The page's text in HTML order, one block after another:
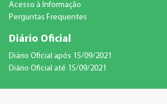
Acesso à Informação
Perguntas Frequentes
Diário Oficial
Diário Oficial após 15/09/2021
Diário Oficial até 15/09/2021